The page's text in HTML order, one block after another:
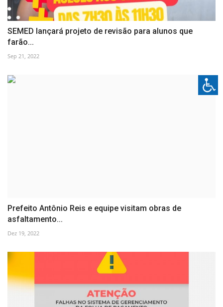
SEMED lançará projeto de revisão para alunos que
farão...
Sep 21, 2022
Prefeito Antônio Reis e equipe visitam obras de
asfaltamento...
Dez 19, 2022